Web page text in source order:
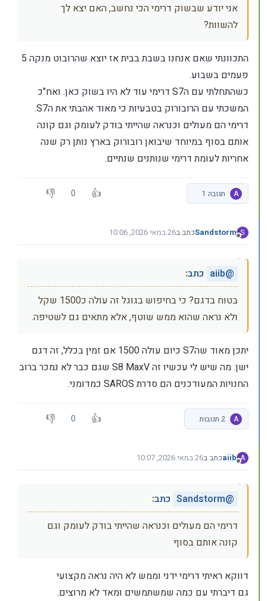
אני יודע שבשוק דרימי הכי נחשב, האם יצא לך
להשוות?
התכוונתי שאם אנחנו בשבת בבית אז יוצא שהרובוט מנקה 5
פעמים בשבוע.
כשהתחלתי עם הS7 דרימי עוד לא היו בשוק כאן. ואח"כ
המשכתי עם הרובורוק בטבעיות כי מאוד אהבתי את הS7.
דרימי הם מעולים וכנראה שהייתי בודק לעומק וגם קונה
אותם בסוף במיוחד שיבואן רובורוק בארץ נותן רק שנה
אחריות לעומת דרימי שנותנים שנתיים.
A תגובה 1 0
S
מנותק
Sandstormכתב ב26 במאי 2026, 10:06
נערך לאחרונה על ידי
@
aiib כתב:
בטוח בדגם? כי בחיפוש בגוגל זה עולה כ1500 שקל
ולא נראה שהוא ממש שוטף, אלא מתאים גם לשטיפה.
יתכן מאוד שהS7 כיום עולה 1500 אם זמין בכלל, זה דגם
ישן. מה שיש לי עכשיו זה S8 MaxV שגם כבר לא נמכר ברוב
החנויות המעודכנים הם סדרת SAROS כמדומני.
A 2 תגובות 0
A
מנותק
aiibכתב ב26 במאי 2026, 10:07
נערך לאחרונה על ידי
@
Sandstorm כתב:
דרימי הם מעולים וכנראה שהייתי בודק לעומק וגם
קונה אותם בסוף
דווקא ראיתי דרימי ידני וממש לא היה נראה מקצועי
גם דיברתי עם כמה שמשתמשים ומאד לא מרוצים.